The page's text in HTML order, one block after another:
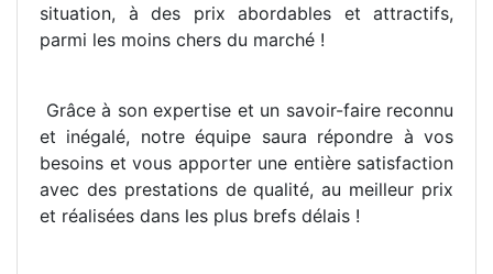
situation, à des prix abordables et attractifs,
parmi les moins chers du marché !
Grâce à son expertise et un savoir-faire reconnu
et inégalé, notre équipe saura répondre à vos
besoins et vous apporter une entière satisfaction
avec des prestations de qualité, au meilleur prix
et réalisées dans les plus brefs délais !